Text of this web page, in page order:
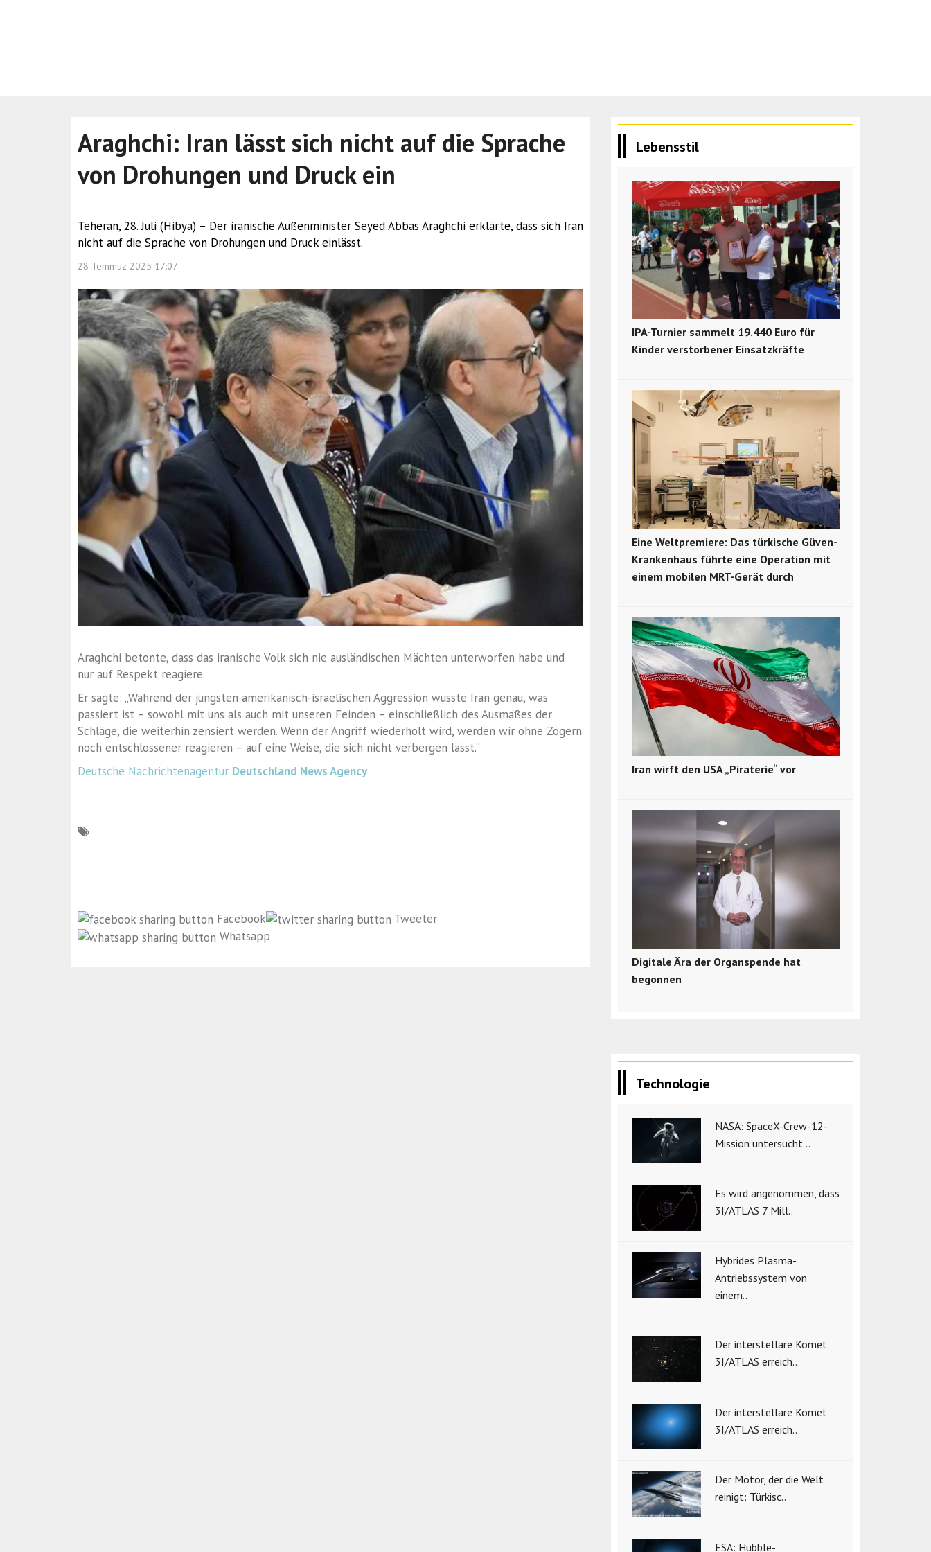
Araghchi: Iran lässt sich nicht auf die Sprache
von Drohungen und Druck ein
Teheran, 28. Juli (Hibya) – Der iranische Außenminister Seyed Abbas Araghchi erklärte, dass sich Iran
nicht auf die Sprache von Drohungen und Druck einlässt.
28 Temmuz 2025 17:07
Araghchi betonte, dass das iranische Volk sich nie ausländischen Mächten unterworfen habe und
nur auf Respekt reagiere.
Er sagte: „Während der jüngsten amerikanisch-israelischen Aggression wusste Iran genau, was
passiert ist – sowohl mit uns als auch mit unseren Feinden – einschließlich des Ausmaßes der
Schläge, die weiterhin zensiert werden. Wenn der Angriff wiederholt wird, werden wir ohne Zögern
noch entschlossener reagieren – auf eine Weise, die sich nicht verbergen lässt.“
Deutsche Nachrichtenagentur Deutschland News Agency
Facebook
Tweeter
Whatsapp
Lebensstil
IPA-Turnier sammelt 19.440 Euro für
Kinder verstorbener Einsatzkräfte
Eine Weltpremiere: Das türkische Güven-
Krankenhaus führte eine Operation mit
einem mobilen MRT-Gerät durch
Iran wirft den USA „Piraterie“ vor
Digitale Ära der Organspende hat
begonnen
Technologie
NASA: SpaceX-Crew-12-
Mission untersucht ..
Es wird angenommen, dass
3I/ATLAS 7 Mill..
Hybrides Plasma-
Antriebssystem von
einem..
Der interstellare Komet
3I/ATLAS erreich..
Der interstellare Komet
3I/ATLAS erreich..
Der Motor, der die Welt
reinigt: Türkisc..
ESA: Hubble-